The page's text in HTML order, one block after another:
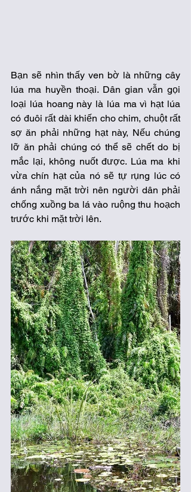
Bạn sẽ nhìn thấy ven bờ là những cây
lúa ma huyền thoại. Dân gian vẫn gọi
loại lúa hoang này là lúa ma vì hạt lúa
có đuôi rất dài khiến cho chim, chuột rất
sợ ăn phải những hạt này, Nếu chúng
lỡ ăn phải chúng có thể sẽ chết do bị
mắc lại, không nuốt được. Lúa ma khi
vừa chín hạt của nó sẽ tự rụng lúc có
ánh nắng mặt trời nên người dân phải
chống xuồng ba lá vào ruộng thu hoạch
trước khi mặt trời lên.